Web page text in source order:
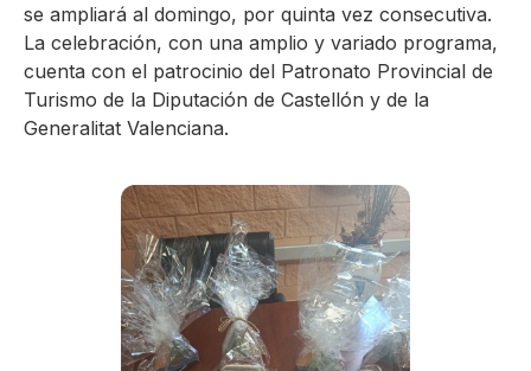
se ampliará al domingo, por quinta vez consecutiva.
La celebración, con una amplio y variado programa,
cuenta con el patrocinio del Patronato Provincial de
Turismo de la Diputación de Castellón y de la
Generalitat Valenciana.